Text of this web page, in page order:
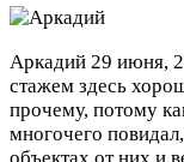
Аркадий 29 июня,
стажем здесь
прочему, потому
многочего